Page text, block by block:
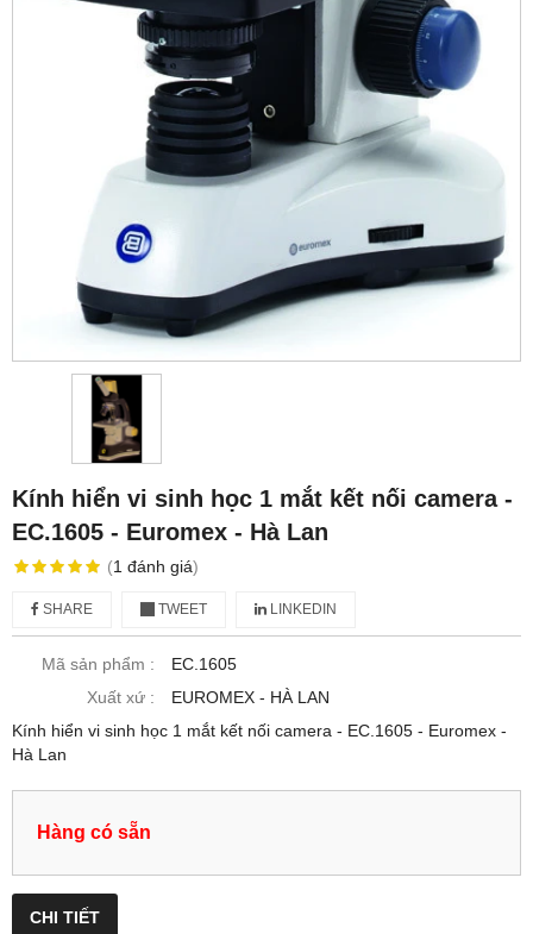
Kính hiển vi sinh học 1 mắt kết nối camera -
EC.1605 - Euromex - Hà Lan
(1 đánh giá)
SHARE TWEET LINKEDIN
Mã sản phẩm :
EC.1605
Xuất xứ :
EUROMEX - HÀ LAN
Kính hiển vi sinh học 1 mắt kết nối camera - EC.1605 - Euromex -
Hà Lan
Hàng có sẵn
CHI TIẾT